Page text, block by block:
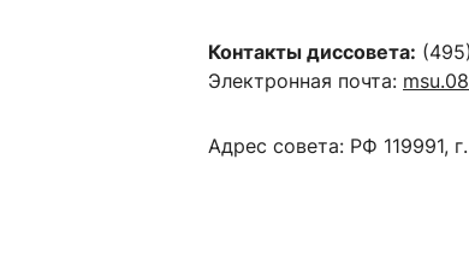
Контакты диссовета: (495)
Электронная почта:
Адрес совета: РФ 119991,